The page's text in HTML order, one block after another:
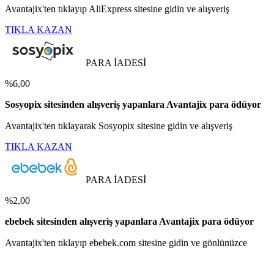
Avantajix'ten tıklayıp AliExpress sitesine gidin ve alışveriş
TIKLA KAZAN
PARA İADESİ
%6,00
Sosyopix sitesinden alışveriş yapanlara Avantajix para ödüyor
Avantajix'ten tıklayarak Sosyopix sitesine gidin ve alışveriş
TIKLA KAZAN
PARA İADESİ
%2,00
ebebek sitesinden alışveriş yapanlara Avantajix para ödüyor
Avantajix'ten tıklayıp ebebek.com sitesine gidin ve gönlünüzce